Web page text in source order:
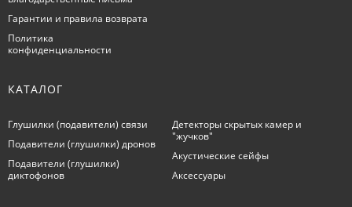
Гарантии и правила возврата
Политика
конфиденциальности
КАТАЛОГ
Глушилки (подавители) связи
Подавители (глушилки) дронов
Подавители (глушилки)
диктофонов
Детекторы скрытых камер и
"жучков"
Акустические сейфы
Аксессуары